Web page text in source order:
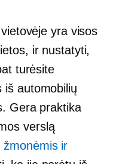
yra visos
ir nustatyti,
turėsite
iš automobilių
Gera praktika
verslą
žmonėmis ir